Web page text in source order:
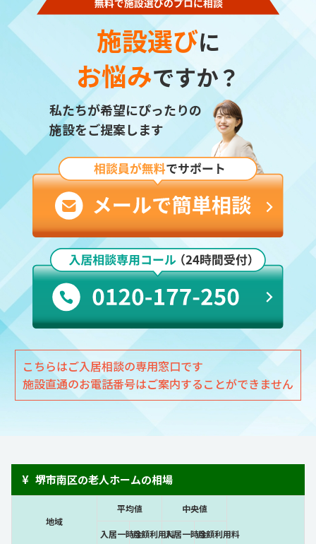
施設選びに
お悩みですか？
私たちが希望にぴったりの
施設をご提案します
こちらはご入居相談の専用窓口です
施設直通のお電話番号はご案内することができません
¥ 堺市南区の老人ホームの相場
地域
平均値 中央値
入居一時金月額利用料入居一時金月額利用料